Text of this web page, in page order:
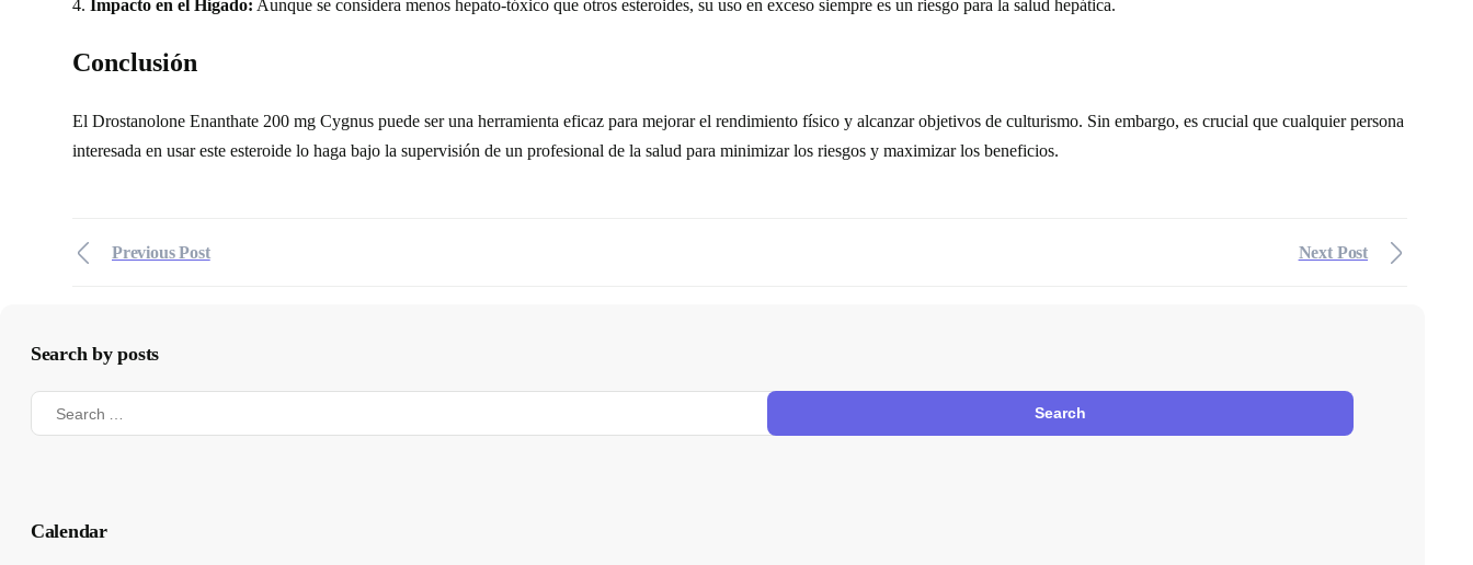
Impacto en el Hígado: Aunque se considera menos hepato-tóxico que otros esteroides, su uso en exceso siempre es un riesgo para la salud hepática.
Conclusión
El Drostanolone Enanthate 200 mg Cygnus puede ser una herramienta eficaz para mejorar el rendimiento físico y alcanzar objetivos de culturismo. Sin embargo, es crucial que cualquier persona
interesada en usar este esteroide lo haga bajo la supervisión de un profesional de la salud para minimizar los riesgos y maximizar los beneficios.
Previous Post Next Post
Search by posts
Calendar